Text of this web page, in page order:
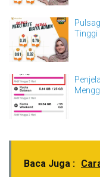
Tinggi
Baca Juga :